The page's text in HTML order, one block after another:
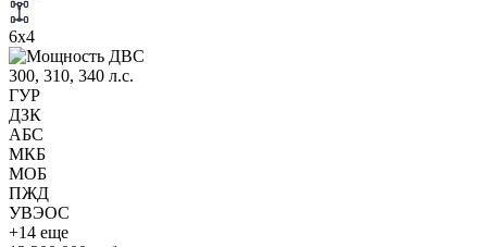
6х4
300, 310, 340 л.с.
ГУР
ДЗК
АБС
МКБ
МОБ
ПЖД
УВЭОС
+14 еще